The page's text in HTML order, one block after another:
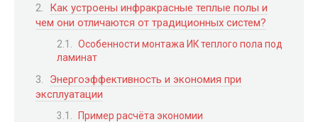
Как устроены инфракрасные теплые полы и
чем они отличаются от традиционных систем?
Особенности монтажа ИК теплого пола под
ламинат
Энергоэффективность и экономия при
эксплуатации
Пример расчёта экономии